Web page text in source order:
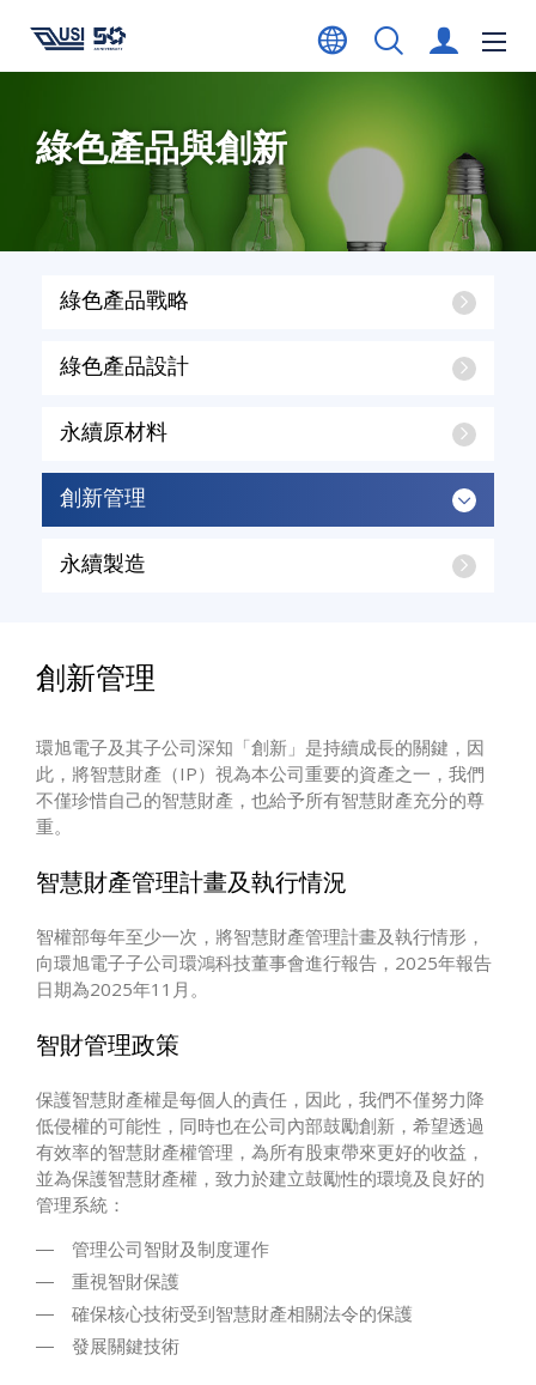
綠色產品與創新
綠色產品戰略
綠色產品設計
永續原材料
創新管理
永續製造
創新管理
環旭電子及其子公司深知「創新」是持續成長的關鍵，因
此，將智慧財產（IP）視為本公司重要的資產之一，我們
不僅珍惜自己的智慧財產，也給予所有智慧財產充分的尊
重。
智慧財產管理計畫及執行情況
智權部每年至少一次，將智慧財產管理計畫及執行情形，
向環旭電子子公司環鴻科技董事會進行報告，2025年報告
日期為2025年11月。
智財管理政策
保護智慧財產權是每個人的責任，因此，我們不僅努力降
低侵權的可能性，同時也在公司內部鼓勵創新，希望透過
有效率的智慧財產權管理，為所有股東帶來更好的收益，
並為保護智慧財產權，致力於建立鼓勵性的環境及良好的
管理系統：
管理公司智財及制度運作
重視智財保護
確保核心技術受到智慧財產相關法令的保護
發展關鍵技術